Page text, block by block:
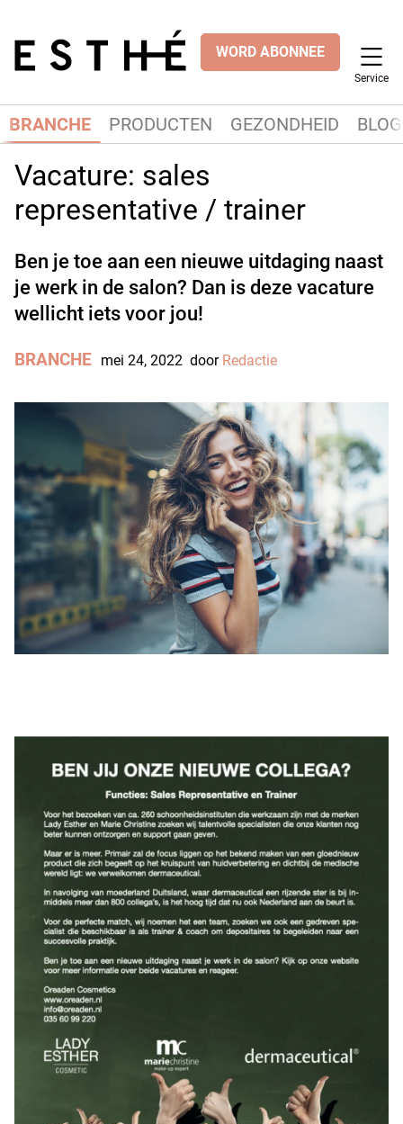
WORD ABONNEE
Service
BRANCHE PRODUCTEN GEZONDHEID
Vacature: sales
representative / trainer
Ben je toe aan een nieuwe uitdaging naast
je werk in de salon? Dan is deze vacature
wellicht iets voor jou!
BRANCHE mei 24, 2022 door Redactie